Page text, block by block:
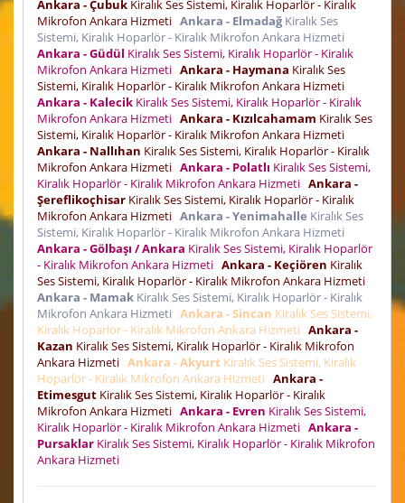
Ankara - Çubuk Kiralık Ses Sistemi, Kiralık Hoparlör - Kiralık
Mikrofon Ankara Hizmeti Ankara - ElmadağKiralık Ses
Sistemi, Kiralık Hoparlör - Kiralık Mikrofon Ankara Hizmeti
Ankara - Güdül Kiralık Ses Sistemi, Kiralık Hoparlör - Kiralık
Mikrofon Ankara Hizmeti Ankara - Haymana Kiralık Ses
Sistemi, Kiralık Hoparlör - Kiralık Mikrofon Ankara Hizmeti
Ankara - Kalecik Kiralık Ses Sistemi, Kiralık Hoparlör - Kiralık
Mikrofon Ankara Hizmeti Ankara - Kızılcahamam Kiralık Ses
Sistemi, Kiralık Hoparlör - Kiralık Mikrofon Ankara Hizmeti
Ankara - Nallıhan Kiralık Ses Sistemi, Kiralık Hoparlör - Kiralık
Mikrofon Ankara Hizmeti Ankara - Polatlı Kiralık Ses Sistemi,
Kiralık Hoparlör - Kiralık Mikrofon Ankara Hizmeti Ankara -
Şereflikoçhisar Kiralık Ses Sistemi, Kiralık Hoparlör - Kiralık
Mikrofon Ankara Hizmeti Ankara - Yenimahalle Kiralık Ses
Sistemi, Kiralık Hoparlör - Kiralık Mikrofon Ankara Hizmeti
Ankara - Gölbaşı / Ankara Kiralık Ses Sistemi, Kiralık Hoparlör
- Kiralık Mikrofon Ankara Hizmeti Ankara - Keçiören Kiralık
Ses Sistemi, Kiralık Hoparlör - Kiralık Mikrofon Ankara Hizmeti
Ankara - Mamak Kiralık Ses Sistemi, Kiralık Hoparlör - Kiralık
Mikrofon Ankara Hizmeti Ankara - Sincan Kiralık Ses Sistemi,
Kiralık Hoparlör - Kiralık Mikrofon Ankara Hizmeti Ankara -
Kazan Kiralık Ses Sistemi, Kiralık Hoparlör - Kiralık Mikrofon
Ankara Hizmeti Ankara - Akyurt Kiralık Ses Sistemi, Kiralık
Hoparlör - Kiralık Mikrofon Ankara Hizmeti Ankara -
Etimesgut Kiralık Ses Sistemi, Kiralık Hoparlör - Kiralık
Mikrofon Ankara Hizmeti Ankara - Evren Kiralık Ses Sistemi,
Kiralık Hoparlör - Kiralık Mikrofon Ankara Hizmeti Ankara -
Pursaklar Kiralık Ses Sistemi, Kiralık Hoparlör - Kiralık Mikrofon
Ankara Hizmeti